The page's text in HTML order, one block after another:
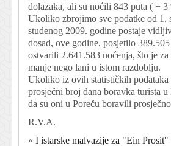
dolazaka, ali su noćili 843 puta ( + 3
Ukoliko zbrojimo sve podatke od 1.
studenog 2009. godine postaje
dosad, ove godine, posjetilo
ostvarili 2.641.583 noćenja, što je
manje nego lani u istom razdoblju.
Ukoliko iz ovih statističkih podataka
prosječni broj dana boravka turista
da su oni u Poreču boravili
R.V.A.
« I istarske malvazije za "Ein Prosit"